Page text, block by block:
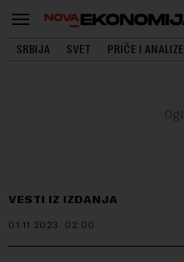
SRBIJA SVET PRIČE I ANALIZE
VESTI IZ IZDANJA
01.11.2023. 02:00